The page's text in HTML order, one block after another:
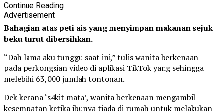
Bahagian atas peti ais yang menyimpan makanan sejuk
beku turut dibersihkan.
“Dah lama aku tunggu saat ini,” tulis wanita berkenaan
pada perkongsian video di aplikasi TikTok yang sehingga
melebihi 63,000 jumlah tontonan.
Dek kerana ‘s4kit mata’, wanita berkenaan mengambil
kesempatan ketika ibunya tiada di rumah untuk melakukan
Continue Reading
Advertisement